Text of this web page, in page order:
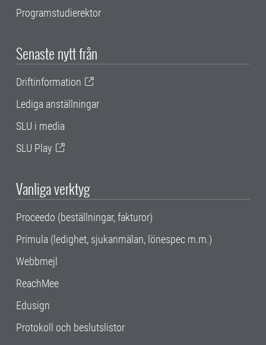
Programstudierektor
Senaste nytt från
Driftinformation
Lediga anställningar
SLU i media
SLU Play
Vanliga verktyg
Proceedo (beställningar, fakturor)
Primula (ledighet, sjukanmälan, lönespec m.m.)
Webbmejl
ReachMee
Edusign
Protokoll och beslutslistor